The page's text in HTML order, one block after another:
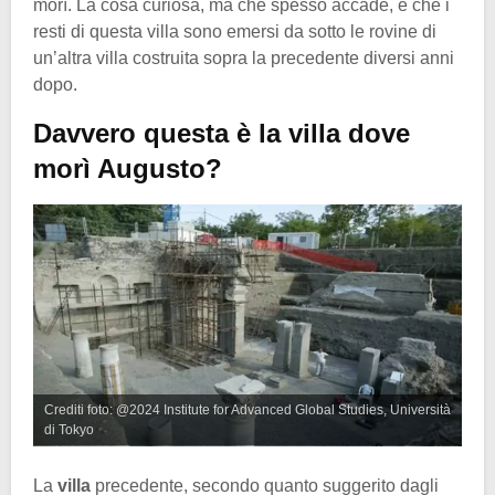
morì. La cosa curiosa, ma che spesso accade, è che i
resti di questa villa sono emersi da sotto le rovine di
un’altra villa costruita sopra la precedente diversi anni
dopo.
Davvero questa è la villa dove
morì Augusto?
Crediti foto: @2024 Institute for Advanced Global Studies, Università
di Tokyo
La villa precedente, secondo quanto suggerito dagli